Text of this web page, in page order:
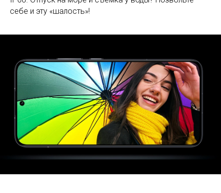
себе и эту «шалость»!